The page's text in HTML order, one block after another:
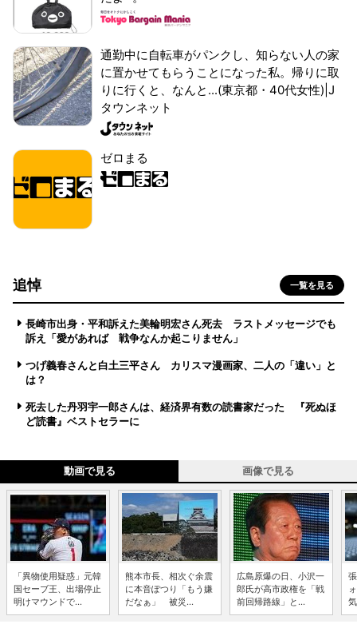
通勤中に自転車がパンクし、知らない人の家
に置かせてもらうことになった私。帰りに取
りに行くと、なんと...(東京都・40代女性)|J
タウンネット
ゼロまる
追悼 一覧を見る
長崎市出身・平和訴えた美輪明宏さん死去 ラストメッセージでも
訴え「愛があれば 戦争なんか起こりません」
つげ義春さんと白土三平さん カリスマ漫画家、二人の「違い」と
は？
死去した丹羽宇一郎さんは、経済界有数の読書家だった 『死ぬほ
ど読書』ベストセラーに
動画で見る 画像で見る
「異物使用疑惑」元韓
国セーブ王、出場停止
明けマウンドで...
熊本市長、相次ぐ余震
に本音ぽつり「もう嫌
だなぁ」 被災...
広島原爆の日、小沢一
郎氏が高市政権を「戦
前回帰路線」と...